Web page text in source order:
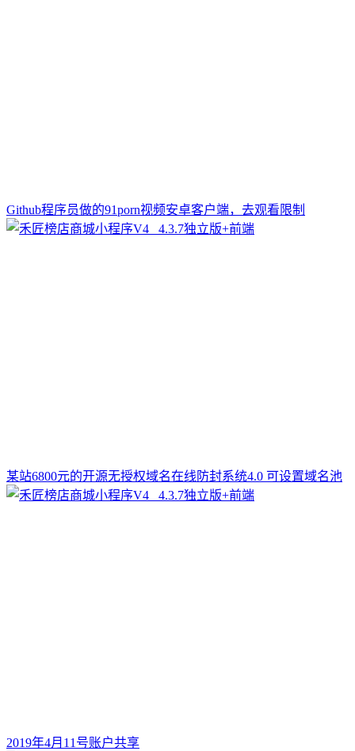
Github程序员做的91porn视频安卓客户端，去观看限制
某站6800元的开源无授权域名在线防封系统4.0 可设置域名池
2019年4月11号账户共享